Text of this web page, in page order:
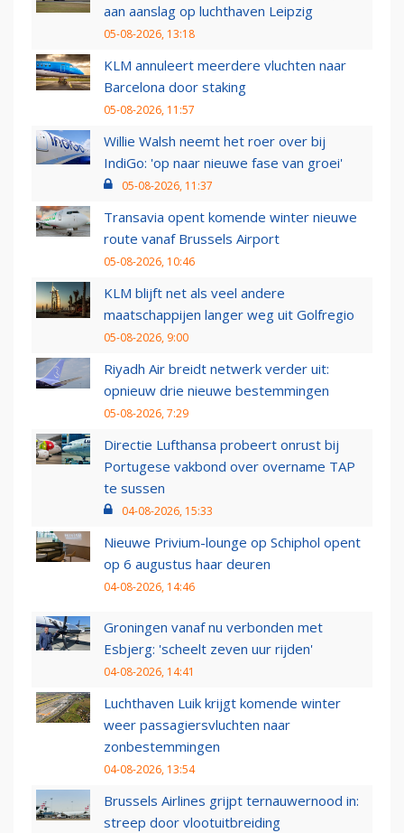
aan aanslag op luchthaven Leipzig
05-08-2026, 13:18
KLM annuleert meerdere vluchten naar
Barcelona door staking
05-08-2026, 11:57
Willie Walsh neemt het roer over bij
IndiGo: 'op naar nieuwe fase van groei'
05-08-2026, 11:37
Transavia opent komende winter nieuwe
route vanaf Brussels Airport
05-08-2026, 10:46
KLM blijft net als veel andere
maatschappijen langer weg uit Golfregio
05-08-2026, 9:00
Riyadh Air breidt netwerk verder uit:
opnieuw drie nieuwe bestemmingen
05-08-2026, 7:29
Directie Lufthansa probeert onrust bij
Portugese vakbond over overname TAP
te sussen
04-08-2026, 15:33
Nieuwe Privium-lounge op Schiphol opent
op 6 augustus haar deuren
04-08-2026, 14:46
Groningen vanaf nu verbonden met
Esbjerg: 'scheelt zeven uur rijden'
04-08-2026, 14:41
Luchthaven Luik krijgt komende winter
weer passagiersvluchten naar
zonbestemmingen
04-08-2026, 13:54
Brussels Airlines grijpt ternauwernood in:
streep door vlootuitbreiding